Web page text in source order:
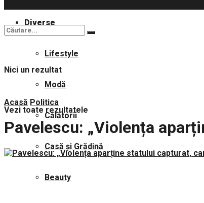
Diverse
Lifestyle
Modă
Călătorii
Casă și Grădină
Beauty
Nici un rezultat
Vezi toate rezultatele
Acasă Politica
Pavelescu: „Violența